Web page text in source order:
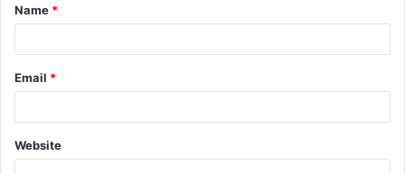
*
Name *
Email *
Website